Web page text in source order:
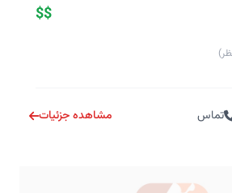
$$
تماس مشاهده جزئیات